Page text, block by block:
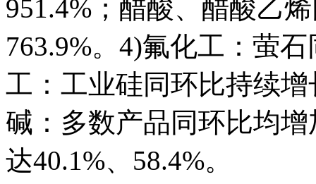
951.4%；醋酸、醋酸乙
763.9%。4)氟化工：萤
工：工业硅同环比持续
碱：多数产品同环比均
达40.1%、58.4%。